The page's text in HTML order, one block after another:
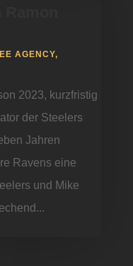
AGENCY,
2023, kurzfristig
der Steelers
Jahren
Ravens eine
und Mike